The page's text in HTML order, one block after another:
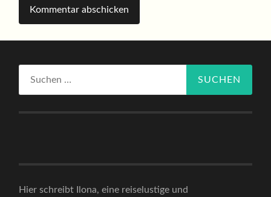
Hier schreibt Ilona, eine reiselustige und